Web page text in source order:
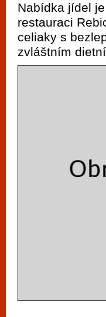
Nabídka jídel
restauraci
celiaky s
zvláštním